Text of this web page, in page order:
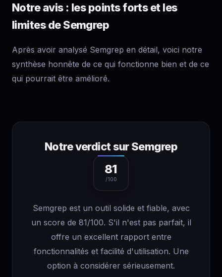
Notre avis : les points forts et les
limites de Semgrep
Après avoir analysé Semgrep en détail, voici notre
synthèse honnête de ce qui fonctionne bien et de ce
qui pourrait être amélioré.
Notre verdict sur Semgrep
81
/100
Semgrep est un outil solide et fiable, avec
un score de 81/100. S'il n'est pas parfait, il
offre un excellent rapport entre
fonctionnalités et facilité d'utilisation. Une
option à considérer sérieusement.